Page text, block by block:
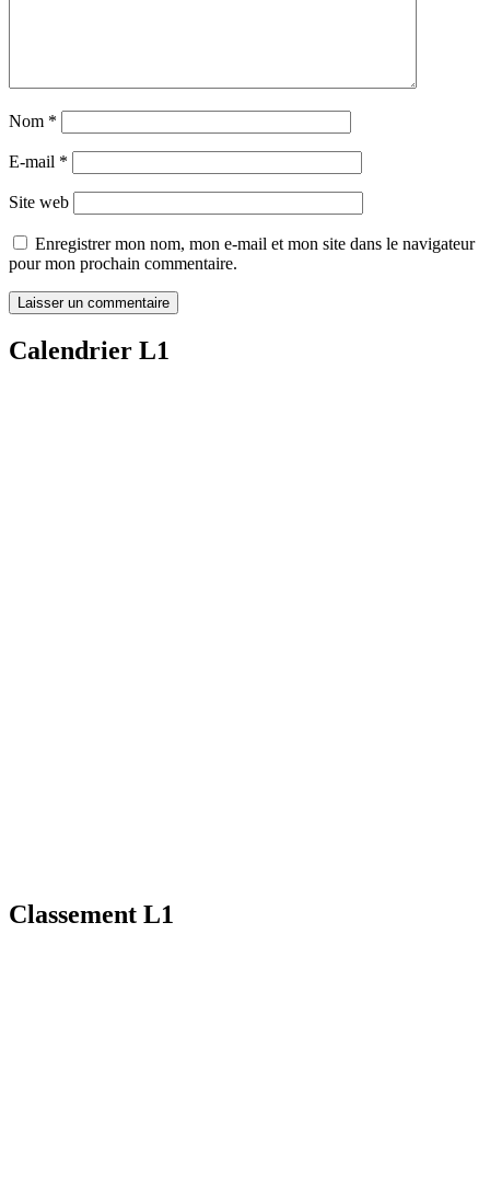
Nom *
E-mail *
Site web
Enregistrer mon nom, mon e-mail et mon site dans le navigateur
pour mon prochain commentaire.
Calendrier L1
Classement L1